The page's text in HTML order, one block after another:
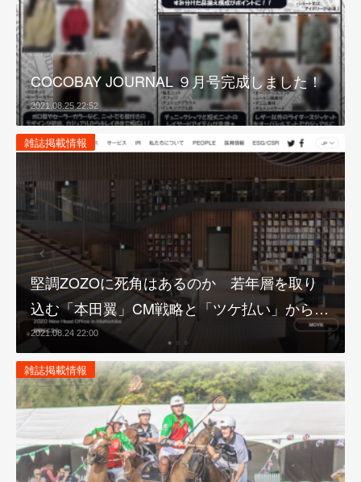
COCOBAY JOURNAL ９月号完成しました！
2021.08.25 22:52
雑誌掲載情報
堅調ZOZOに死角はあるのか 若年層を取り
込む「本田翼」CM戦略と「ツケ払い」から…
2021.08.24 22:00
雑誌掲載情報